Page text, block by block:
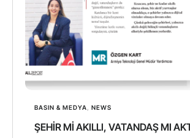
BASIN & MEDYA NEWS
ŞEHİR Mİ AKILLI, VATANDAŞ MI